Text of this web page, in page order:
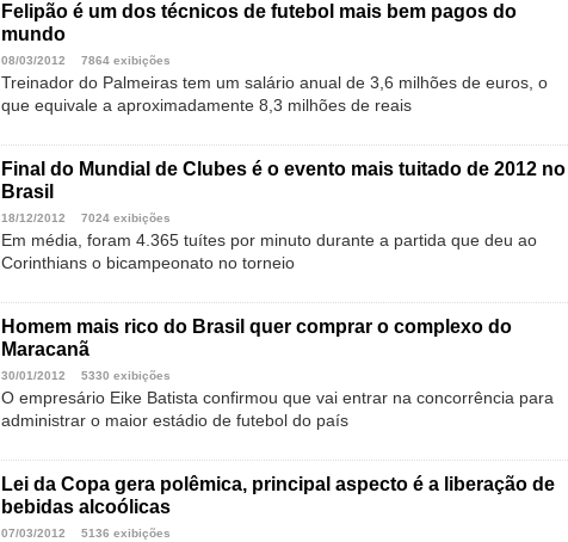
Felipão é um dos técnicos de futebol mais bem pagos do
mundo
08/03/2012 7864 exibições
Treinador do Palmeiras tem um salário anual de 3,6 milhões de euros, o
que equivale a aproximadamente 8,3 milhões de reais
Final do Mundial de Clubes é o evento mais tuitado de 2012 no
Brasil
18/12/2012 7024 exibições
Em média, foram 4.365 tuítes por minuto durante a partida que deu ao
Corinthians o bicampeonato no torneio
Homem mais rico do Brasil quer comprar o complexo do
Maracanã
30/01/2012 5330 exibições
O empresário Eike Batista confirmou que vai entrar na concorrência para
administrar o maior estádio de futebol do país
Lei da Copa gera polêmica, principal aspecto é a liberação de
bebidas alcoólicas
07/03/2012 5136 exibições